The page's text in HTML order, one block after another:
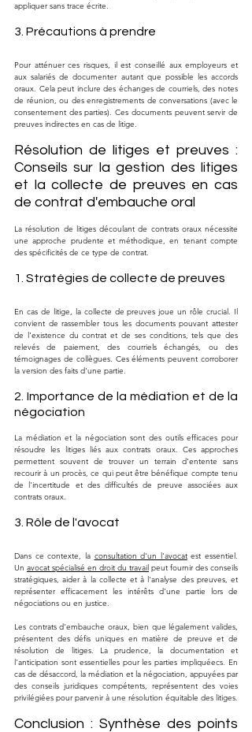
appliquer sans trace écrite.
3. Précautions à prendre
Pour atténuer ces risques, il est conseillé aux employeurs et
aux salariés de documenter autant que possible les accords
oraux. Cela peut inclure des échanges de courriels, des notes
de réunion, ou des enregistrements de conversations (avec le
consentement des parties). Ces documents peuvent servir de
preuves indirectes en cas de litige.
Résolution de litiges et preuves :
Conseils sur la gestion des litiges
et la collecte de preuves en cas
de contrat d'embauche oral
La résolution de litiges découlant de contrats oraux nécessite
une approche prudente et méthodique, en tenant compte
des spécificités de ce type de contrat.
1. Stratégies de collecte de preuves
En cas de litige, la collecte de preuves joue un rôle crucial. Il
convient de rassembler tous les documents pouvant attester
de l'existence du contrat et de ses conditions, tels que des
relevés de paiement, des courriels échangés, ou des
témoignages de collègues. Ces éléments peuvent corroborer
la version des faits d'une partie.
2. Importance de la médiation et de la
négociation
La médiation et la négociation sont des outils efficaces pour
résoudre les litiges liés aux contrats oraux. Ces approches
permettent souvent de trouver un terrain d'entente sans
recourir à un procès, ce qui peut être bénéfique compte tenu
de l'incertitude et des difficultés de preuve associées aux
contrats oraux.
3. Rôle de l'avocat
Dans ce contexte, la consultation d'un l'avocat est essentiel.
Un avocat spécialisé en droit du travail peut fournir des conseils
stratégiques, aider à la collecte et à l'analyse des preuves, et
représenter efficacement les intérêts d'une partie lors de
négociations ou en justice.
Les contrats d'embauche oraux, bien que légalement valides,
présentent des défis uniques en matière de preuve et de
résolution de litiges. La prudence, la documentation et
l'anticipation sont essentielles pour les parties impliquéecs. En
cas de désaccord, la médiation et la négociation, appuyées par
des conseils juridiques compétents, représentent des voies
privilégiées pour parvenir à une résolution équitable des litiges.
Conclusion : Synthèse des points